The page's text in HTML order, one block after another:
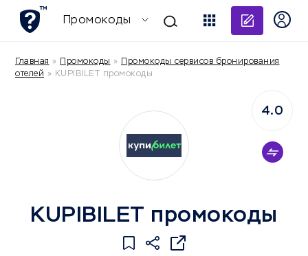
Промокоды
Главная » Промокоды »
Промокоды сервисов бронирования
отелей » KUPIBILET промокоды
KUPIBILET промокоды
4.0